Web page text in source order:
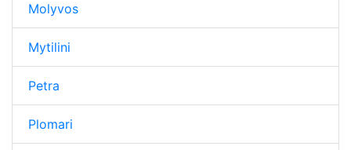
Molyvos
Mytilini
Petra
Plomari